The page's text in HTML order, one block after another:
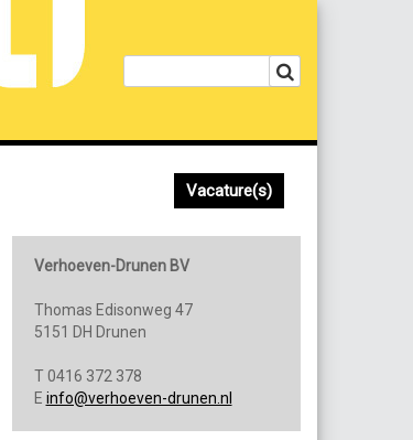
Vacature(s)
Verhoeven-Drunen BV
Thomas Edisonweg 47
5151 DH Drunen
T 0416 372 378
E info@verhoeven-drunen.nl